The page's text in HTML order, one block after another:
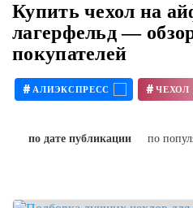
Купить чехол на
лагерфельд —
покупателей
# АЛИЭКСПРЕСС #
по дате публикации по